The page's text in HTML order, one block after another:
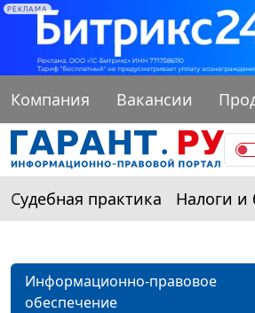
РЕКЛАМА
Компания Вакансии
Судебная практика Налоги и
Информационно-правовое
обеспечение